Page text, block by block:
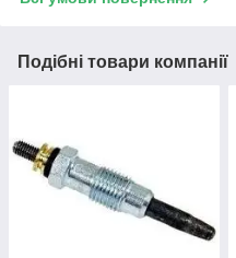
Подібні товари компанії